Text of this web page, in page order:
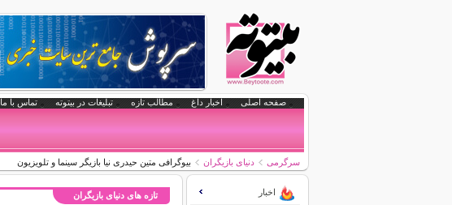
صفحه اصلی اخبار داغ مطالب تازه تبلیغات در بیتوته تماس با ما
سرگرمی دنیای بازیگران بیوگرافی متین حیدری نیا بازیگر سینما و تلویزیون
تازه های دنیای بازیگران اخبار